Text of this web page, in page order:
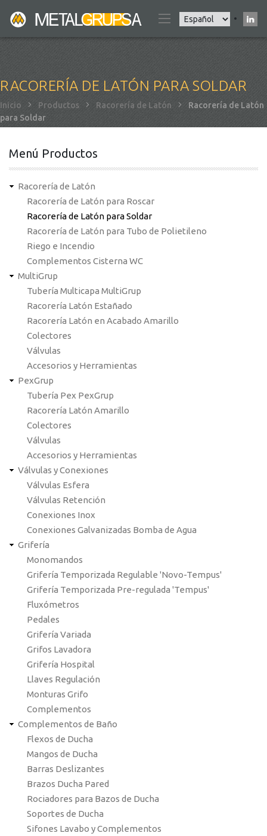
Select
your
language
RACORERÍA DE LATÓN PARA SOLDAR
Sobrescribir
enlaces
ayuda
navegación
Inicio Productos Racorería de Latón
Racorería de Latón
para Soldar
Menú Productos
Racorería de Latón
Racorería de Latón para Roscar
Racorería de Latón para Soldar
Racorería de Latón para Tubo de Polietileno
Riego e Incendio
Complementos Cisterna WC
MultiGrup
Tubería Multicapa MultiGrup
Racorería Latón Estañado
Racorería Latón en Acabado Amarillo
Colectores
Válvulas
Accesorios y Herramientas
PexGrup
Tubería Pex PexGrup
Racorería Latón Amarillo
Colectores
Válvulas
Accesorios y Herramientas
Válvulas y Conexiones
Válvulas Esfera
Válvulas Retención
Conexiones Inox
Conexiones Galvanizadas Bomba de Agua
Grifería
Monomandos
Grifería Temporizada Regulable 'Novo-Tempus'
Grifería Temporizada Pre-regulada 'Tempus'
Fluxómetros
Pedales
Grifería Variada
Grifos Lavadora
Grifería Hospital
Llaves Regulación
Monturas Grifo
Complementos
Complementos de Baño
Flexos de Ducha
Mangos de Ducha
Barras Deslizantes
Brazos Ducha Pared
Rociadores para Bazos de Ducha
Soportes de Ducha
Sifones Lavabo y Complementos